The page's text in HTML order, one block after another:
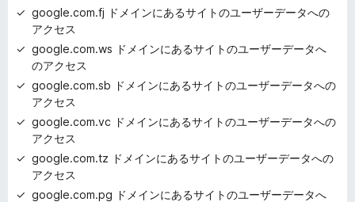
google.com.fj ドメインにあるサイトのユーザーデータへの
アクセス
google.com.ws ドメインにあるサイトのユーザーデータへ
のアクセス
google.com.sb ドメインにあるサイトのユーザーデータへの
アクセス
google.com.vc ドメインにあるサイトのユーザーデータへの
アクセス
google.com.tz ドメインにあるサイトのユーザーデータへの
アクセス
google.com.pg ドメインにあるサイトのユーザーデータへ